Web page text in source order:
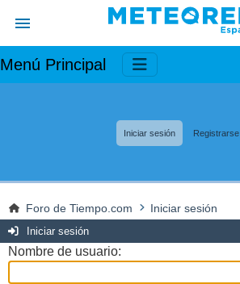
Menú Principal
Iniciar sesión Registrarse
Foro de Tiempo.com Iniciar sesión
Iniciar sesión
Nombre de usuario: